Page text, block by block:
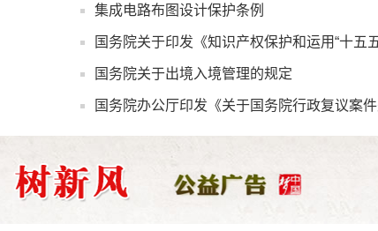
集成电路布图设计保护条例
国务院关于印发《知识产权保护和运用“十五
国务院关于出境入境管理的规定